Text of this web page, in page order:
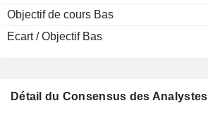
Objectif de cours Bas
Ecart / Objectif Bas
Détail du Consensus des Analystes